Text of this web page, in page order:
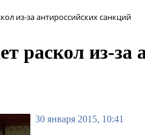
из-за антироссийских санкций
раскол из-за
30 января 2015, 10:41